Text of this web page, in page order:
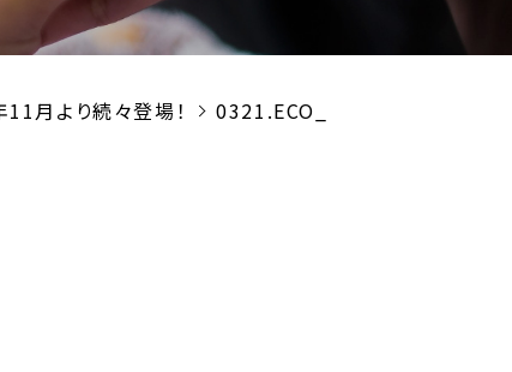
月より続々登場！ 0321.ECO_